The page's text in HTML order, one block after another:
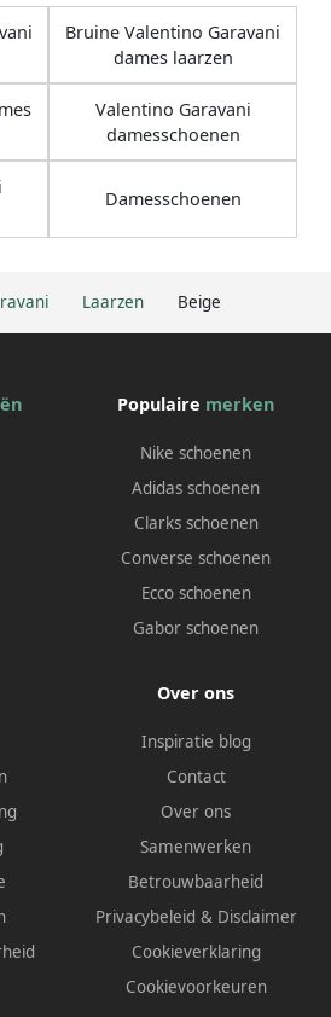
Laarzen Beige
Bruine Valentino Garavani
dames laarzen
Valentino Garavani
damesschoenen
Damesschoenen
Populaire merken
Nike schoenen
Adidas schoenen
Clarks schoenen
Converse schoenen
Ecco schoenen
Gabor schoenen
Over ons
Inspiratie blog
Contact
Over ons
Samenwerken
Betrouwbaarheid
Privacybeleid & Disclaimer
Cookieverklaring
Cookievoorkeuren